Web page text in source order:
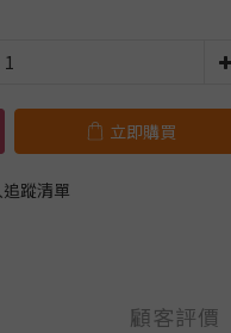
立即購買
蹤清單
顧客評價